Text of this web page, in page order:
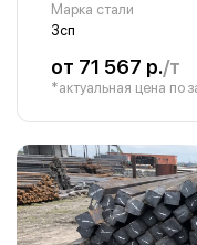
Марка стали
3сп
от 71 567 р./т
*актуальная цена по